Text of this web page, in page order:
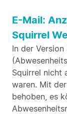
E-Mail:
Squirrel
In der
Squirrel nicht
waren. Mit
behoben, es